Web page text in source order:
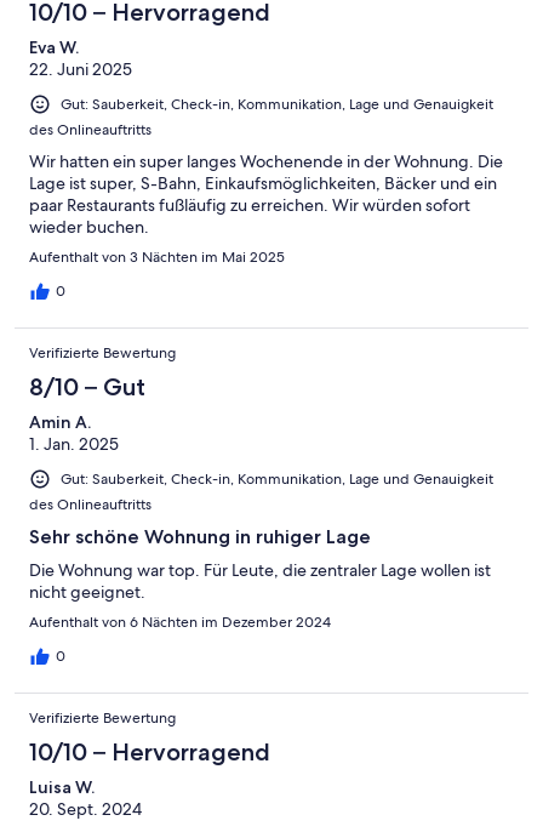
10/10 – Hervorragend
Eva W.
22. Juni 2025
Gut: Sauberkeit, Check-in, Kommunikation, Lage und Genauigkeit
des Onlineauftritts
Wir hatten ein super langes Wochenende in der Wohnung. Die
Lage ist super, S-Bahn, Einkaufsmöglichkeiten, Bäcker und ein
paar Restaurants fußläufig zu erreichen. Wir würden sofort
wieder buchen.
Aufenthalt von 3 Nächten im Mai 2025
0
Verifizierte Bewertung
8/10 – Gut
Amin A.
1. Jan. 2025
Gut: Sauberkeit, Check-in, Kommunikation, Lage und Genauigkeit
des Onlineauftritts
Sehr schöne Wohnung in ruhiger Lage
Die Wohnung war top. Für Leute, die zentraler Lage wollen ist
nicht geeignet.
Aufenthalt von 6 Nächten im Dezember 2024
0
Verifizierte Bewertung
10/10 – Hervorragend
Luisa W.
20. Sept. 2024